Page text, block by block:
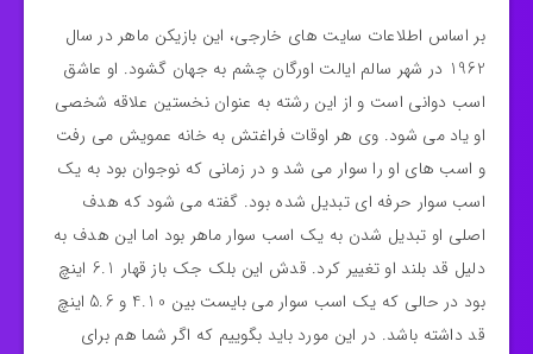
بر اساس اطلاعات سایت های خارجی، این بازیکن ماهر در سال
1962 در شهر سالم ایالت اورگان چشم به جهان گشود. او عاشق
اسب دوانی است و از این رشته به عنوان نخستین علاقه شخصی
او یاد می شود. وی هر اوقات فراغتش به خانه عمویش می رفت
و اسب های او را سوار می شد و در زمانی که نوجوان بود به یک
اسب سوار حرفه ای تبدیل شده بود. گفته می شود که هدف
اصلی او تبدیل شدن به یک اسب سوار ماهر بود اما این هدف به
دلیل قد بلند او تغییر کرد. قدش این بلک جک باز قهار 6.1 اینچ
بود در حالی که یک اسب سوار می بایست بین 4.10 و 5.6 اینچ
قد داشته باشد. در این مورد باید بگوییم که اگر شما هم برای